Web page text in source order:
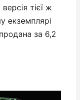
тієї ж
екземплярі
за 6,2